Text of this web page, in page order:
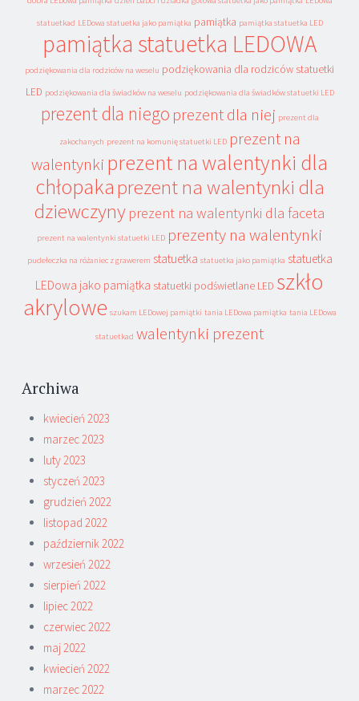
statuetkad LEDowa statuetka jako pamiątka pamiątka pamiątka statuetka LED
pamiątka statuetka LEDOWA
podziękowania dla rodziców na weselu podziękowania dla rodziców statuetki
LED podziękowania dla świadków na weselu podziękowania dla świadków statuetki LED
prezent dla niego prezent dla niej prezent dla
zakochanych prezent na komunię statuetki LED prezent na
walentynki prezent na walentynki dla
chłopakaprezent na walentynki dla
dziewczyny prezent na walentynki dla faceta
prezent na walentynki statuetki LED prezenty na walentynki
pudełeczka na różaniec z grawerem statuetka statuetka jako pamiątka statuetka
LEDowa jako pamiątka statuetki podświetlane LED szkło
akrylowe szukam LEDowej pamiątki tania LEDowa pamiątka tania LEDowa
statuetkad walentynki prezent
Archiwa
kwiecień 2023
marzec 2023
luty 2023
styczeń 2023
grudzień 2022
listopad 2022
październik 2022
wrzesień 2022
sierpień 2022
lipiec 2022
czerwiec 2022
maj 2022
kwiecień 2022
marzec 2022